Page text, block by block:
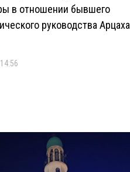
в отношении бывшего
руководства Арцаха